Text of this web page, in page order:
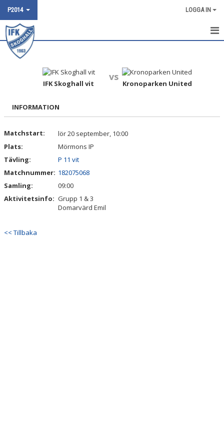
P2014 LOGGA IN
HEM
POOLSPEL
TRUPPEN
BILDGALLERI
KONTAKT
IFK Skoghall vit
vs
Kronoparken United
INFORMATION
Matchstart:
lör 20 september, 10:00
Plats:
Mörmons IP
Tävling:
P 11 vit
Matchnummer: 182075068
Samling:
09:00
Aktivitetsinfo: Grupp 1 & 3
Domarvärd Emil
<< Tillbaka